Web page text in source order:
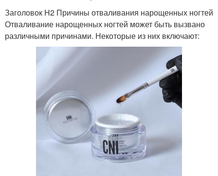
Заголовок H2 Причины отваливания нарощенных ногтей
Отваливание нарощенных ногтей может быть вызвано
различными причинами. Некоторые из них включают: